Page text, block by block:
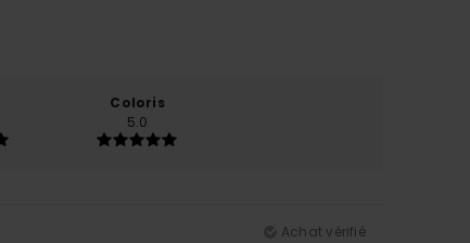
Coloris
5.0
Achat vérifié